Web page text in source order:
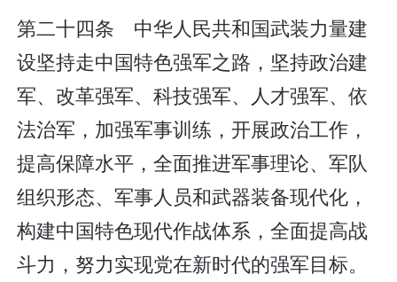
第二十四条 中华人民共和国武装力量建
设坚持走中国特色强军之路，坚持政治建
军、改革强军、科技强军、人才强军、依
法治军，加强军事训练，开展政治工作，
提高保障水平，全面推进军事理论、军队
组织形态、军事人员和武器装备现代化，
构建中国特色现代作战体系，全面提高战
斗力，努力实现党在新时代的强军目标。